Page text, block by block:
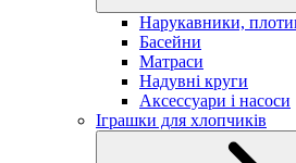
Нарукавники,
Басейни
Матраси
Надувні круги
Аксессуари і насоси
Іграшки для хлопчиків